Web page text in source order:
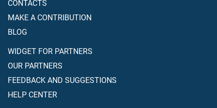
CONTACTS
MAKE A CONTRIBUTION
BLOG
WIDGET FOR PARTNERS
OUR PARTNERS
FEEDBACK AND SUGGESTIONS
HELP CENTER